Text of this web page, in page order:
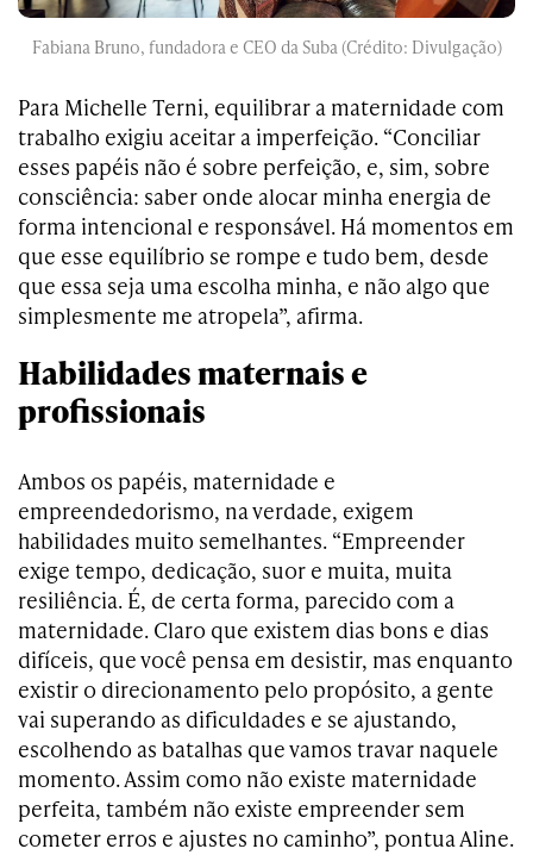
Fabiana Bruno, fundadora e CEO da Suba (Crédito: Divulgação)
Para Michelle Terni, equilibrar a maternidade com
trabalho exigiu aceitar a imperfeição. “Conciliar
esses papéis não é sobre perfeição, e, sim, sobre
consciência: saber onde alocar minha energia de
forma intencional e responsável. Há momentos em
que esse equilíbrio se rompe e tudo bem, desde
que essa seja uma escolha minha, e não algo que
simplesmente me atropela”, afirma.
Habilidades maternais e
profissionais
Ambos os papéis, maternidade e
empreendedorismo, na verdade, exigem
habilidades muito semelhantes. “Empreender
exige tempo, dedicação, suor e muita, muita
resiliência. É, de certa forma, parecido com a
maternidade. Claro que existem dias bons e dias
difíceis, que você pensa em desistir, mas enquanto
existir o direcionamento pelo propósito, a gente
vai superando as dificuldades e se ajustando,
escolhendo as batalhas que vamos travar naquele
momento. Assim como não existe maternidade
perfeita, também não existe empreender sem
cometer erros e ajustes no caminho”, pontua Aline.